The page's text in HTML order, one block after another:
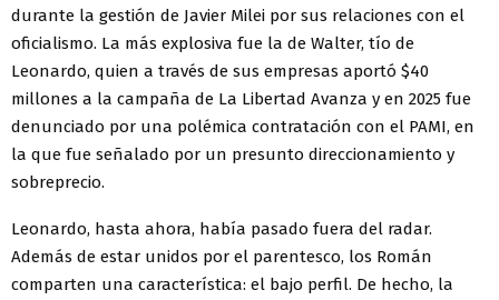
durante la gestión de Javier Milei por sus relaciones con el
oficialismo. La más explosiva fue la de Walter, tío de
Leonardo, quien a través de sus empresas aportó $40
millones a la campaña de La Libertad Avanza y en 2025 fue
denunciado por una polémica contratación con el PAMI, en
la que fue señalado por un presunto direccionamiento y
sobreprecio.
Leonardo, hasta ahora, había pasado fuera del radar.
Además de estar unidos por el parentesco, los Román
comparten una característica: el bajo perfil. De hecho, la